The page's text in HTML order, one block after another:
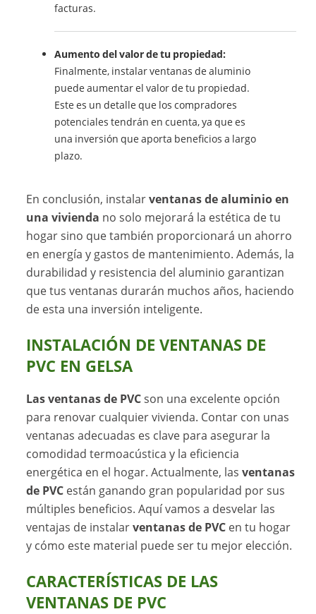
facturas.
Aumento del valor de tu propiedad:
Finalmente, instalar ventanas de aluminio
puede aumentar el valor de tu propiedad.
Este es un detalle que los compradores
potenciales tendrán en cuenta, ya que es
una inversión que aporta beneficios a largo
plazo.
En conclusión, instalarventanas de aluminio en
una vivienda no solo mejorará la estética de tu
hogar sino que también proporcionará un ahorro
en energía y gastos de mantenimiento. Además, la
durabilidad y resistencia del aluminio garantizan
que tus ventanas durarán muchos años, haciendo
de esta una inversión inteligente.
INSTALACIÓN DE VENTANAS DE
PVC EN GELSA
Las ventanas de PVCson una excelente opción
para renovar cualquier vivienda. Contar con unas
ventanas adecuadas es clave para asegurar la
comodidad termoacústica y la eficiencia
energética en el hogar. Actualmente, lasventanas
de PVC están ganando gran popularidad por sus
múltiples beneficios. Aquí vamos a desvelar las
ventajas de instalarventanas de PVC en tu hogar
y cómo este material puede ser tu mejor elección.
CARACTERÍSTICAS DE LAS
VENTANAS DE PVC